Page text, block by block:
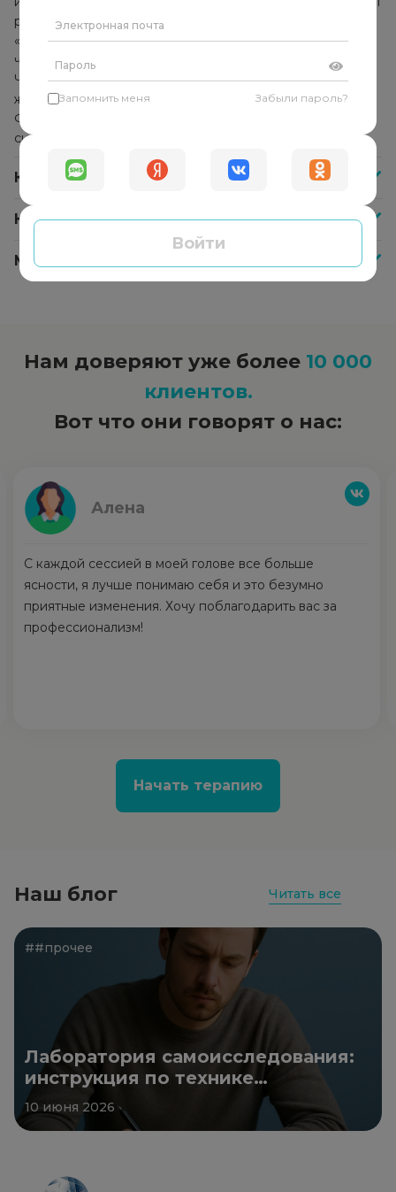
решить конкретную проблему. Он не указывает
«правильное» решение и не даёт советы, а помогает
человеку найти собственные ответы и решения.
Человек начинает прислушиваться к себе, своим
желаниям и находит в себе внутреннюю опору.
Формируется способность справляться с любыми
ситуациями самостоятельно.
Как часто нужно посещать психолога?
Как оплатить сессию со специалистом?
Меня не устроил психолог, что делать?
Нам доверяют уже более 10 000
клиентов.
Вот что они говорят о нас:
Анна
Я счастлива, что обратилась к психотерапевту в
нужный момент своей жизни. Мне помогли снизить
тревогу и начать действовать. Я не с парализующей
тревогой, а с легким волнением начала новую
Начать терапию
Наш блог Читать все
##прочее
Лаборатория самоисследования:
инструкция по технике
безопасности
10 июня 2026
Запомнить меня Забыли пароль?
Войти